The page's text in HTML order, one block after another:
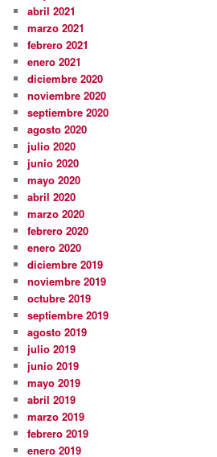
abril 2021
marzo 2021
febrero 2021
enero 2021
diciembre 2020
noviembre 2020
septiembre 2020
agosto 2020
julio 2020
junio 2020
mayo 2020
abril 2020
marzo 2020
febrero 2020
enero 2020
diciembre 2019
noviembre 2019
octubre 2019
septiembre 2019
agosto 2019
julio 2019
junio 2019
mayo 2019
abril 2019
marzo 2019
febrero 2019
enero 2019